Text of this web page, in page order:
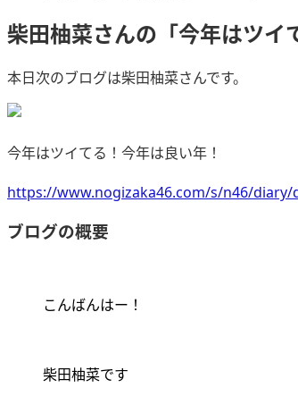
柴田柚菜さんの「今年はツイ
本日次のブログは柴田柚菜さんです。
今年はツイてる！今年は良い年！
https://www.nogizaka46.com/s/n46/diary/
ブログの概要
こんばんはー！
柴田柚菜です